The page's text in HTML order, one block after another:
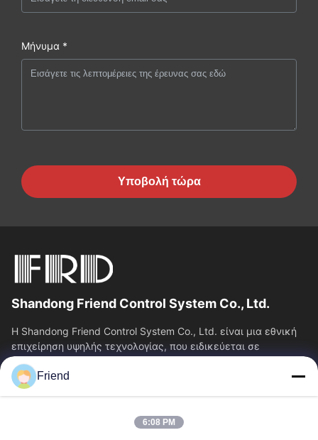
Μήνυμα *
Υποβολή τώρα
Shandong Friend Control System Co., Ltd.
Η Shandong Friend Control System Co., Ltd. είναι μια εθνική
επιχείρηση υψηλής τεχνολογίας, που ειδικεύεται σε
υπηρεσίες Ε&Α οργάνων, κατασκευής...
Γρήγορες Συνδέσεις
Σχετικά Με Εμάς
Friend
6:08 PM